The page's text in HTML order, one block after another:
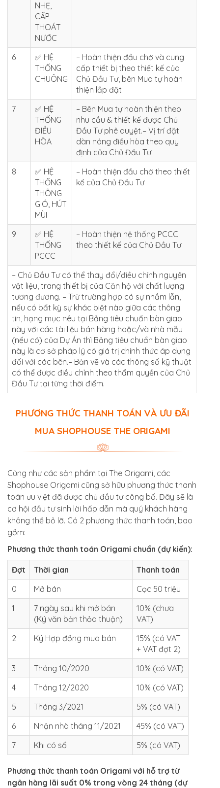
NHẸ,
CẤP
THOÁT
NƯỚC
6
✅ HỆ
THỐNG
CHUÔNG
– Hoàn thiện đầu chờ và cung
cấp thiết bị theo thiết kế của
Chủ Đầu Tư, bên Mua tự hoàn
thiện lắp đặt
7
✅ HỆ
THỐNG
ĐIỀU
HÒA
– Bên Mua tự hoàn thiện theo
nhu cầu & thiết kế được Chủ
Đầu Tư phê duyệt.– Vị trí đặt
dàn nóng điều hòa theo quy
định của Chủ Đầu Tư
8
✅ HỆ
THỐNG
THÔNG
GIÓ, HÚT
MÙI
– Hoàn thiện đầu chờ theo thiết
kế của Chủ Đầu Tư
9
✅ HỆ
THỐNG
PCCC
– Hoàn thiện hệ thống PCCC
theo thiết kế của Chủ Đầu Tư
– Chủ Đầu Tư có thể thay đổi/điều chỉnh nguyên
vật liệu, trang thiết bị của Căn hộ với chất lượng
tương đương. – Trừ trường hợp có sự nhầm lẫn,
nếu có bất kỳ sự khác biệt nào giữa các thông
tin, hạng mục nêu tại Bảng tiêu chuẩn bàn giao
này với các tài liệu bán hàng hoặc/và nhà mẫu
(nếu có) của Dự Án thì Bảng tiêu chuẩn bàn giao
này là cơ sở pháp lý có giá trị chính thức áp dụng
đối với các bên.– Bản vẽ và các thông số kỹ thuật
có thể được điều chỉnh theo thẩm quyền của Chủ
Đầu Tư tại từng thời điểm.
PHƯƠNG THỨC THANH TOÁN VÀ ƯU ĐÃI
MUA SHOPHOUSE THE ORIGAMI
Cũng như các sản phẩm tại The Origami, các
Shophouse Origami cũng sở hữu phương thức thanh
toán ưu việt đã được chủ đầu tư công bố. Đây sẽ là
cơ hội đầu tư sinh lời hấp dẫn mà quý khách hàng
không thể bỏ lỡ. Có 2 phương thức thanh toán, bao
gồm:
Phương thức thanh toán Origami chuẩn (dự kiến):
Đợt Thời gian
Thanh toán
0
Mở bán
Cọc 50 triệu
1
7 ngày sau khi mở bán
(Ký văn bản thỏa thuận)
10% (chưa
VAT)
2
Ký Hợp đồng mua bán
15% (có VAT
+ VAT đợt 2)
3
Tháng 10/2020
10% (có VAT)
4
Tháng 12/2020
10% (có VAT)
5
Tháng 3/2021
5% (có VAT)
6
Nhận nhà tháng 11/2021
45% (có VAT)
7
Khi có sổ 5% (có VAT)
Phương thức thanh toán Origami với hỗ trợ từ
ngân hàng lãi suất 0% trong vòng 24 tháng (dự